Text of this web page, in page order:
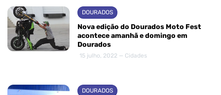
DOURADOS
Nova edição do Dourados Moto Fest
acontece amanhã e domingo em
Dourados
15 julho, 2022 — Cidades
DOURADOS